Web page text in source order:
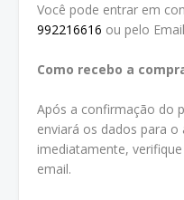
Você pode entrar em
992216616 ou pelo
Como recebo a
Após a confirmação do
enviará os dados para o
imediatamente,
email.